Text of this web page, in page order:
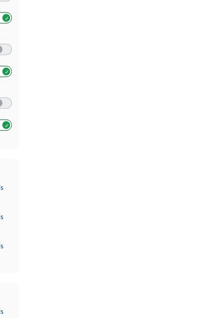
von Zielgruppen durch Statistiken oder Kombinationen von
und Verbesserung der Angebote